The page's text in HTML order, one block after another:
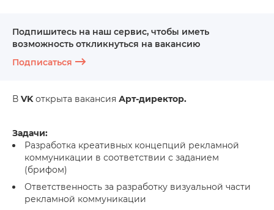
Подпишитесь на наш сервис, чтобы иметь
возможность откликнуться на вакансию
Подписаться
В VKоткрыта вакансия Арт-директор.
Задачи:
Разработка креативных концепций рекламной
коммуникации в соответствии с заданием
(брифом)
Ответственность за разработку визуальной части
рекламной коммуникации